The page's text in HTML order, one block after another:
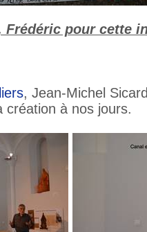
Frédéric pour cette
, Jean-Michel
création à nos jours.